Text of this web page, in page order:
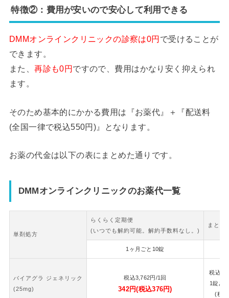
特徴②：費用が安いので安心して利用できる
DMMオンラインクリニックの診察は0円で受けることが
できます。
また、再診も0円ですので、費用はかなり安く抑えられ
ます。
そのため基本的にかかる費用は『お薬代』＋『配送料
(全国一律で税込550円)』となります。
お薬の代金は以下の表にまとめた通りです。
DMMオンラインクリニックのお薬代一覧
単剤処方
らくらく定期便
(いつでも解約可能。解約手数料なし。)
まとめ
1ヶ月ごと10錠
バイアグラ ジェネリック
(25mg)
税込3,762円/1回
342円(税込376円)
税込
1錠あ
(税